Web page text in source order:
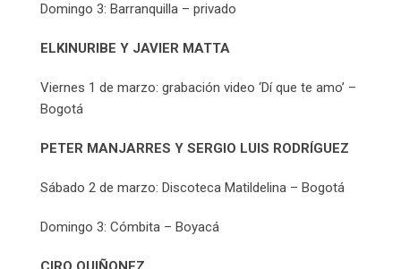
Domingo 3: Barranquilla – privado
ELKINURIBE Y JAVIER MATTA
Viernes 1 de marzo: grabación video ‘Dí que te amo’ –
Bogotá
PETER MANJARRES Y SERGIO LUIS RODRÍGUEZ
Sábado 2 de marzo: Discoteca Matildelina – Bogotá
Domingo 3: Cómbita – Boyacá